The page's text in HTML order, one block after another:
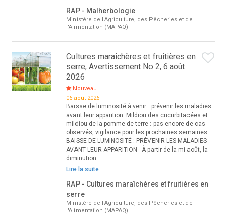
RAP - Malherbologie
Ministère de l'Agriculture, des Pêcheries et de
l'Alimentation (MAPAQ)
Cultures maraîchères et fruitières en
serre, Avertissement No 2, 6 août
2026
Nouveau
06 août 2026
Baisse de luminosité à venir : prévenir les maladies
avant leur apparition. Mildiou des cucurbitacées et
mildiou de la pomme de terre : pas encore de cas
observés, vigilance pour les prochaines semaines.
BAISSE DE LUMINOSITÉ : PRÉVENIR LES MALADIES
AVANT LEUR APPARITION À partir de la mi-août, la
diminution
Lire la suite
RAP - Cultures maraîchères et fruitières en
serre
Ministère de l'Agriculture, des Pêcheries et de
l'Alimentation (MAPAQ)